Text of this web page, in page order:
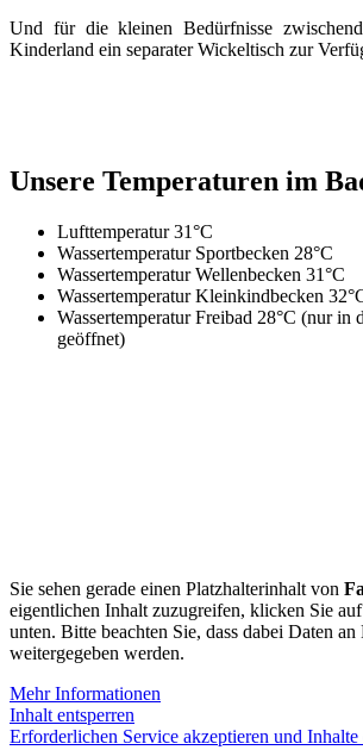
Und für die kleinen Bedürfnisse
Kinderland ein separater Wickeltisch zur
Unsere Temperaturen im
Lufttemperatur 31°C
Wassertemperatur Sportbecken 28°C
Wassertemperatur Wellenbecken 31°C
Wassertemperatur Kleinkindbecken
Wassertemperatur Freibad 28°C (nur in
geöffnet)
Sie sehen gerade einen Platzhalterinhalt von
eigentlichen Inhalt zuzugreifen, klicken Sie
unten. Bitte beachten Sie, dass dabei Daten
weitergegeben werden.
Mehr Informationen
Inhalt entsperren
Erforderlichen Service akzeptieren und Inhalte